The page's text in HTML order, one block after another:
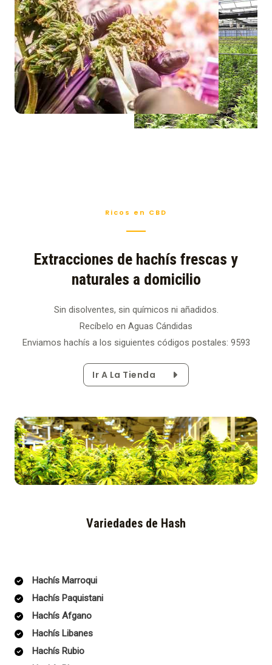
Ricos en CBD
Extracciones de hachís frescas y
naturales a domicilio
Sin disolventes, sin químicos ni añadidos.
Recíbelo en Aguas Cándidas
Enviamos hachís a los siguientes códigos postales: 9593
Ir A La Tienda
Variedades de Hash
Hachís Marroqui
Hachís Paquistani
Hachís Afgano
Hachís Libanes
Hachís Rubio